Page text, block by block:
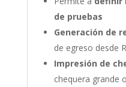
de pruebas
Generación de
de egreso desde
Impresión de
chequera grande